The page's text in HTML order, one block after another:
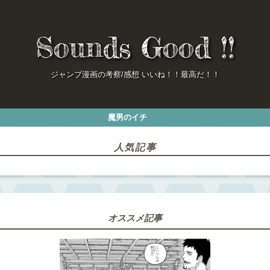
Sounds Good !!
ジャンプ漫画の考察/感想 いいね！！最高だ！！
魔男のイチ
人気記事
オススメ記事